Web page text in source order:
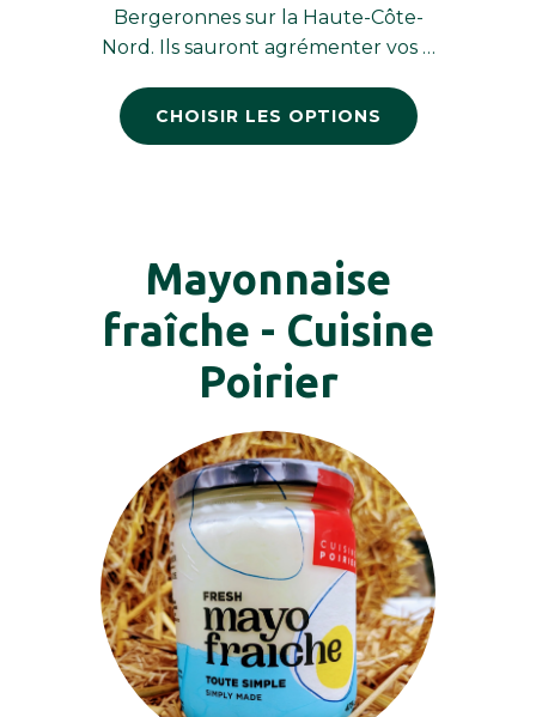
Bergeronnes sur la Haute-Côte-
Nord. Ils sauront agrémenter vos …
CHOISIR LES OPTIONS
Mayonnaise
fraîche - Cuisine
Poirier